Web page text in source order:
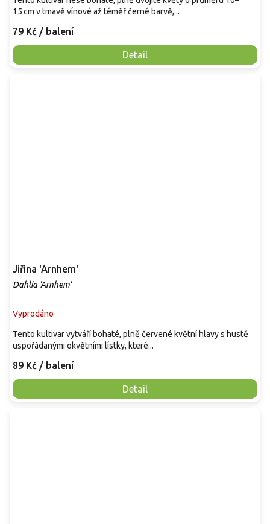
79 Kč / balení
Detail
15 cm v tmavě vínové až téměř černé barvě,...
Jiřina 'Arnhem'
Dahlia 'Arnhem'
Vyprodáno
89 Kč / balení
Detail
Tento kultivar vytváří bohaté, plně červené květní hlavy s hustě
uspořádanými okvětními lístky, které...